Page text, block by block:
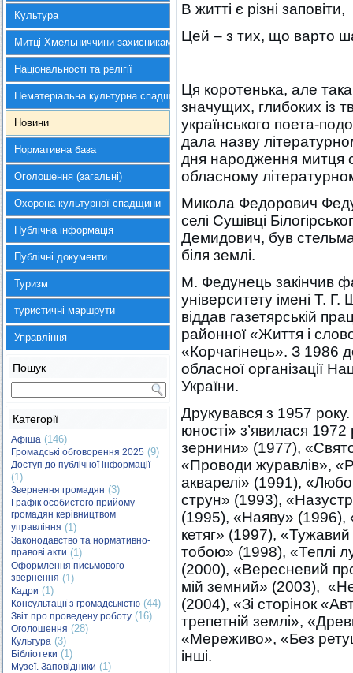
Культура
Митці Хмельниччини захисникам України
Національності та релігії
Нематеріальна культурна спадщина
Новини
Нормативна база
Оголошення (загальні)
Охорона культурної спадщини
Публічна інформація
Публічні документи
Туризм
туристичні маршрути
Управління
Пошук
Категорії
Афіша (146)
Громадські обговорення 2025 (9)
Доступ до публічної інформації
(1)
Звернення громадян (3)
Графік особистого прийому
громадян керівництвом
управління (1)
Законодавство та нормативно-
правові акти (1)
Оформлення письмового
звернення (1)
Кадри (1)
Консультації з громадськістю (44)
Звіт про проведену роботу (16)
Оголошення (28)
Культура (3)
Бібліотеки (1)
Музеї. Заповідники (1)
В житті є різні заповіти,
Цей – з тих, що варто
Ця коротенька, але
значущих, глибоких із
українського поета-
дала назву
дня народження митця
обласному
Микола Федорович
селі Сушівці
Демидович, був
біля землі.
М. Федунець закінчив
університету імені Т.
віддав газетярській
районної «Життя і
«Корчагінець». З 1986
обласної організації
України.
Друкувався з 1957
юності» з’явилася
зернини» (1977),
«Проводи журавлів»,
акварелі» (1991),
струн» (1993),
(1995), «Наяву» (1996),
кетяг» (1997), «Тужавий
тобою» (1998), «Теплі
(2000), «Вересневий
мій земний» (2003),
(2004), «Зі сторінок
трепетній землі»,
«Мереживо», «Без
інші.